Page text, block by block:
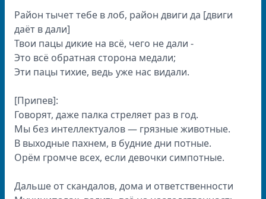
Район тычет тебе в лоб, район двиги да [двиги
даёт в дали]
Твои пацы дикие на всё, чего не дали -
Это всё обратная сторона медали;
Эти пацы тихие, ведь уже нас видали.
[Припев]:
Говорят, даже палка стреляет раз в год.
Мы без интеллектуалов — грязные животные.
В выходные пахнем, в будние дни потные.
Орём громче всех, если девочки симпотные.
Дальше от скандалов, дома и ответственности